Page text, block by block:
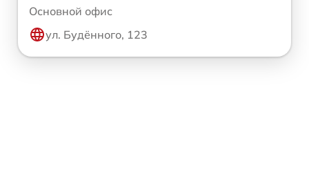
Основной офис
ул. Будённого, 123